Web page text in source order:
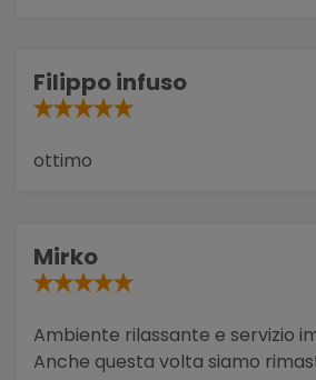
Filippo infuso
ottimo
Mirko
Ambiente rilassante e servizio
Anche questa volta siamo